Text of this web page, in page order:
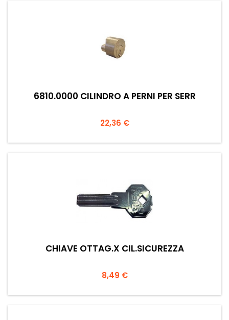
6810.0000 CILINDRO A PERNI PER SERR
Prezzo
22,36 €
CHIAVE OTTAG.X CIL.SICUREZZA
Prezzo
8,49 €